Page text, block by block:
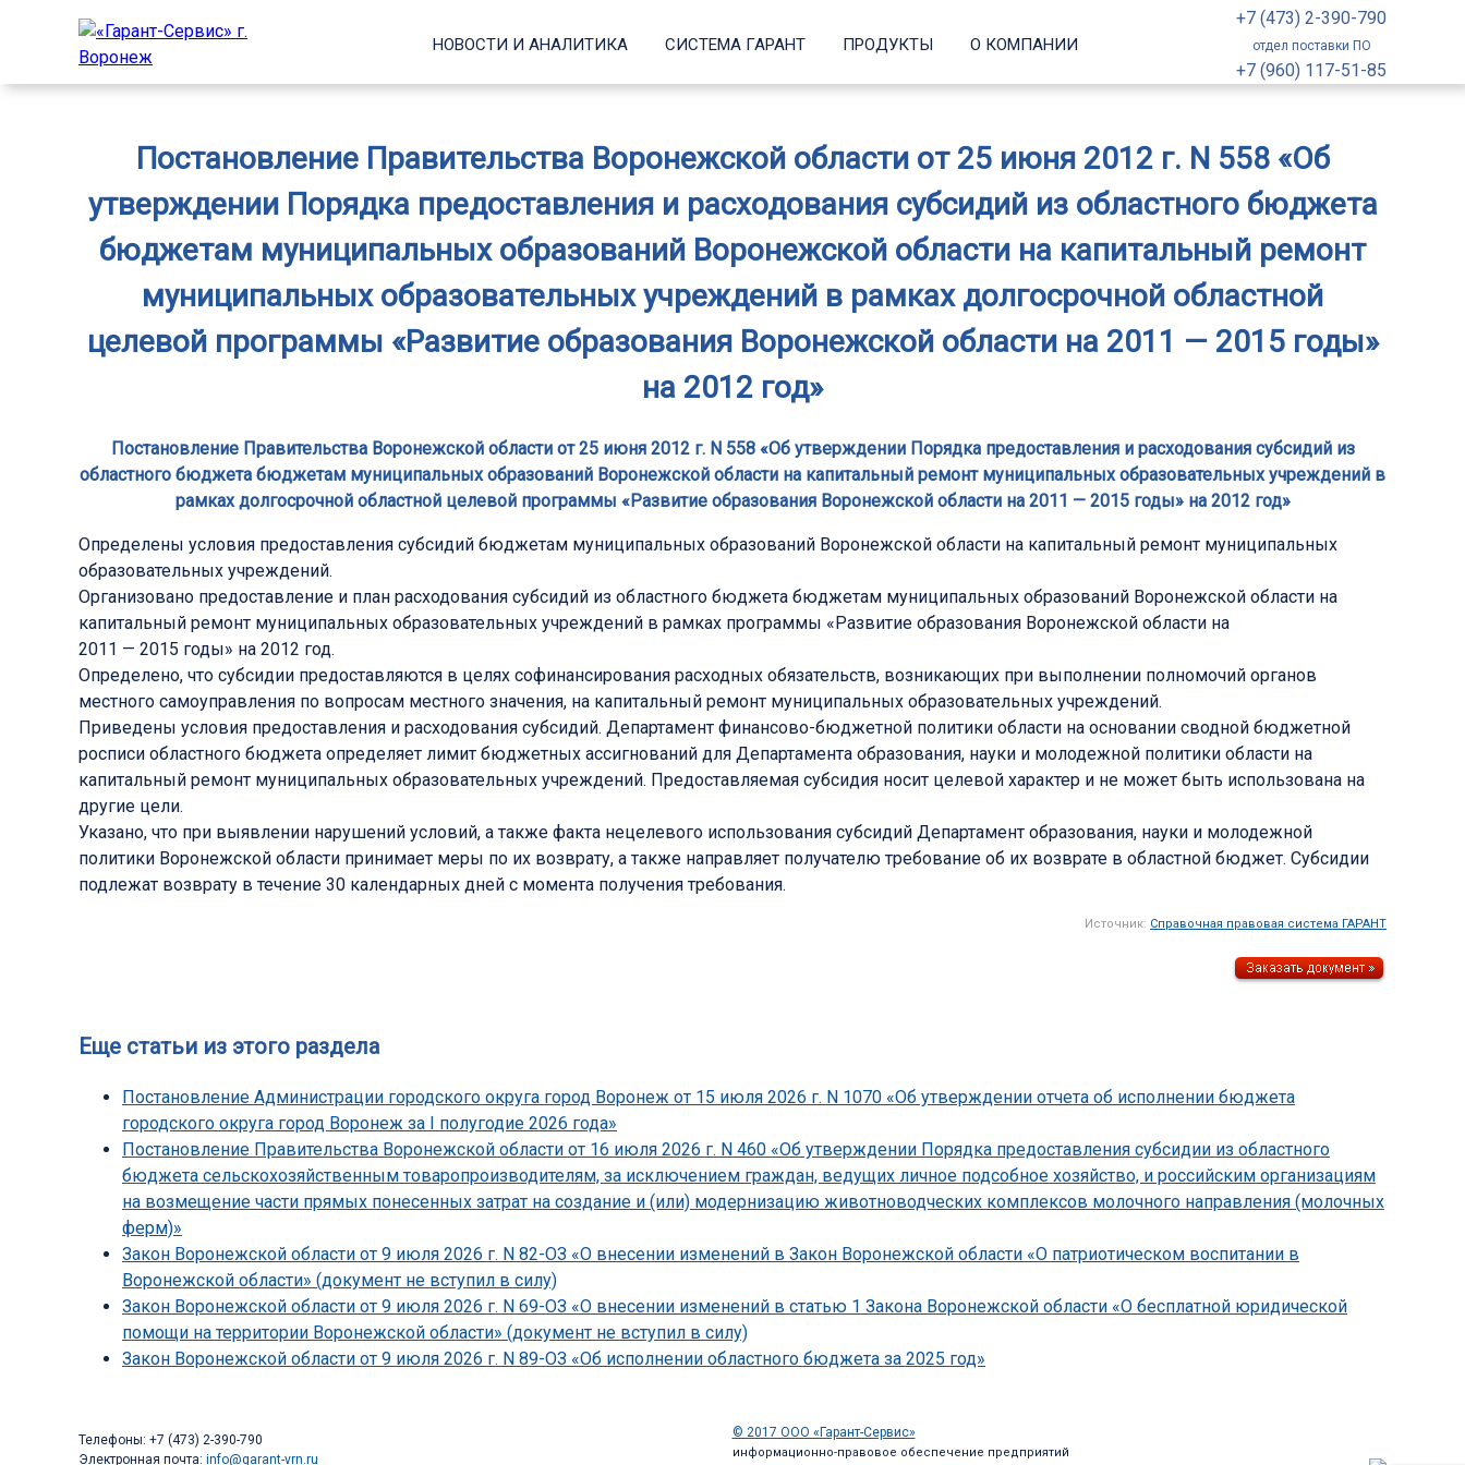
НОВОСТИ И АНАЛИТИКА СИСТЕМА ГАРАНТ ПРОДУКТЫ О КОМПАНИИ
+7 (473) 2-390-790
отдел поставки ПО
+7 (960) 117-51-85
Постановление Правительства Воронежской области от 25 июня 2012 г. N 558 «Об
утверждении Порядка предоставления и расходования субсидий из областного бюджета
бюджетам муниципальных образований Воронежской области на капитальный ремонт
муниципальных образовательных учреждений в рамках долгосрочной областной
целевой программы «Развитие образования Воронежской области на 2011 — 2015 годы»
на 2012 год»
Постановление Правительства Воронежской области от 25 июня 2012 г. N 558 «Об утверждении Порядка предоставления и расходования субсидий из
областного бюджета бюджетам муниципальных образований Воронежской области на капитальный ремонт муниципальных образовательных учреждений в
рамках долгосрочной областной целевой программы «Развитие образования Воронежской области на 2011 — 2015 годы» на 2012 год»
Определены условия предоставления субсидий бюджетам муниципальных образований Воронежской области на капитальный ремонт муниципальных
образовательных учреждений.
Организовано предоставление и план расходования субсидий из областного бюджета бюджетам муниципальных образований Воронежской области на
капитальный ремонт муниципальных образовательных учреждений в рамках программы «Развитие образования Воронежской области на
2011 — 2015 годы» на 2012 год.
Определено, что субсидии предоставляются в целях софинансирования расходных обязательств, возникающих при выполнении полномочий органов
местного самоуправления по вопросам местного значения, на капитальный ремонт муниципальных образовательных учреждений.
Приведены условия предоставления и расходования субсидий. Департамент финансово-бюджетной политики области на основании сводной бюджетной
росписи областного бюджета определяет лимит бюджетных ассигнований для Департамента образования, науки и молодежной политики области на
капитальный ремонт муниципальных образовательных учреждений. Предоставляемая субсидия носит целевой характер и не может быть использована на
другие цели.
Указано, что при выявлении нарушений условий, а также факта нецелевого использования субсидий Департамент образования, науки и молодежной
политики Воронежской области принимает меры по их возврату, а также направляет получателю требование об их возврате в областной бюджет. Субсидии
подлежат возврату в течение 30 календарных дней с момента получения требования.
Источник: Справочная правовая система ГАРАНТ
Еще статьи из этого раздела
Постановление Администрации городского округа город Воронеж от 15 июля 2026 г. N 1070 «Об утверждении отчета об исполнении бюджета
городского округа город Воронеж за I полугодие 2026 года»
Постановление Правительства Воронежской области от 16 июля 2026 г. N 460 «Об утверждении Порядка предоставления субсидии из областного
бюджета сельскохозяйственным товаропроизводителям, за исключением граждан, ведущих личное подсобное хозяйство, и российским организациям
на возмещение части прямых понесенных затрат на создание и (или) модернизацию животноводческих комплексов молочного направления (молочных
ферм)»
Закон Воронежской области от 9 июля 2026 г. N 82-ОЗ «О внесении изменений в Закон Воронежской области «О патриотическом воспитании в
Воронежской области» (документ не вступил в силу)
Закон Воронежской области от 9 июля 2026 г. N 69-ОЗ «О внесении изменений в статью 1 Закона Воронежской области «О бесплатной юридической
помощи на территории Воронежской области» (документ не вступил в силу)
Закон Воронежской области от 9 июля 2026 г. N 89-ОЗ «Об исполнении областного бюджета за 2025 год»
Телефоны: +7 (473) 2-390-790
Электронная почта: info@garant-vrn.ru
© 2017 ООО «Гарант-Сервис»
информационно-правовое обеспечение предприятий